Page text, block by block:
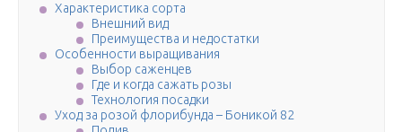
Характеристика сорта
Внешний вид
Преимущества и недостатки
Особенности выращивания
Выбор саженцев
Где и когда сажать розы
Технология посадки
Уход за розой флорибунда – Боникой 82